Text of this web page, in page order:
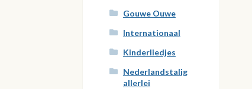
Gouwe Ouwe
Internationaal
Kinderliedjes
Nederlandstalig
allerlei